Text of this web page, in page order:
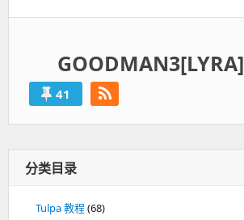
GOODMAN3[LYRA]
41
分类目录
Tulpa 教程(68)